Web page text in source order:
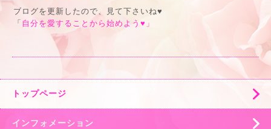
ブログを更新したので、見て下さいね♥️
「 自分を愛することから始めよう♥️」
トップページ
インフォメーション